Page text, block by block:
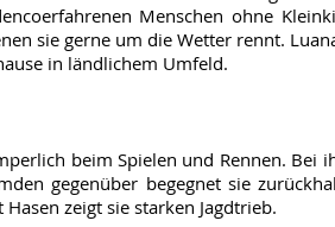
Menschen ohne
sie gerne um die Wetter rennt.
in ländlichem Umfeld.
beim Spielen und Rennen. Bei
gegenüber begegnet sie
zeigt sie starken Jagdtrieb.